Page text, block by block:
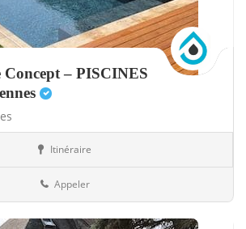
Concept – PISCINES
Itinéraire
Appeler